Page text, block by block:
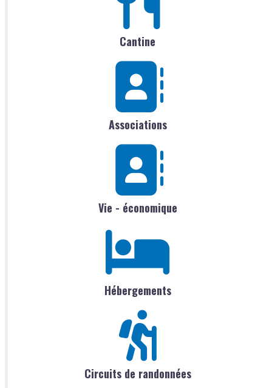
Cantine
Associations
Vie - économique
Hébergements
Circuits de randonnées